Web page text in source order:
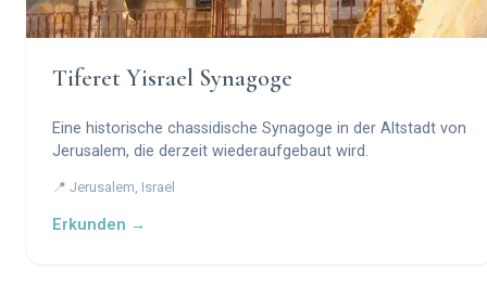
Tiferet Yisrael Synagoge
Eine historische chassidische Synagoge in der Altstadt von
Jerusalem, die derzeit wiederaufgebaut wird.
📍 Jerusalem, Israel
Erkunden →